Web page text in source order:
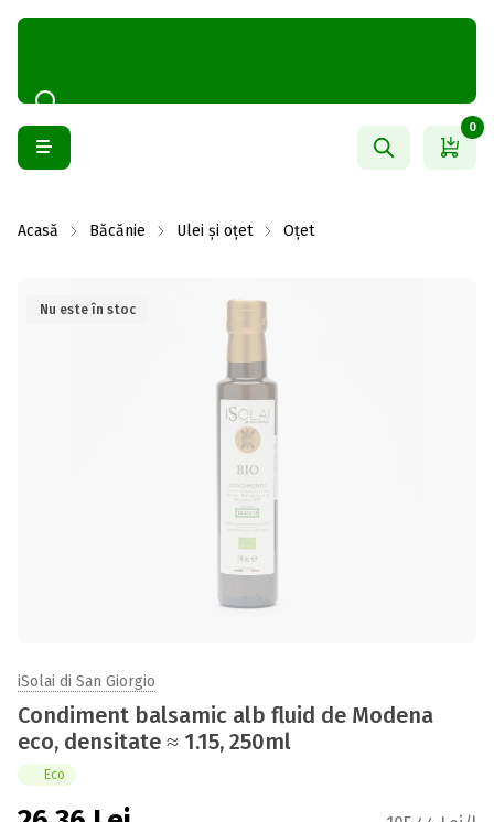
0
Acasă Băcănie Ulei și oțet Oțet
Nu este în stoc
iSolai di San Giorgio
Condiment balsamic alb fluid de Modena
eco, densitate ≈ 1.15, 250ml
Eco